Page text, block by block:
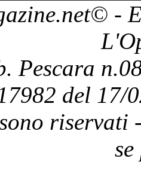
© -
Pescara
del 17/
riservati